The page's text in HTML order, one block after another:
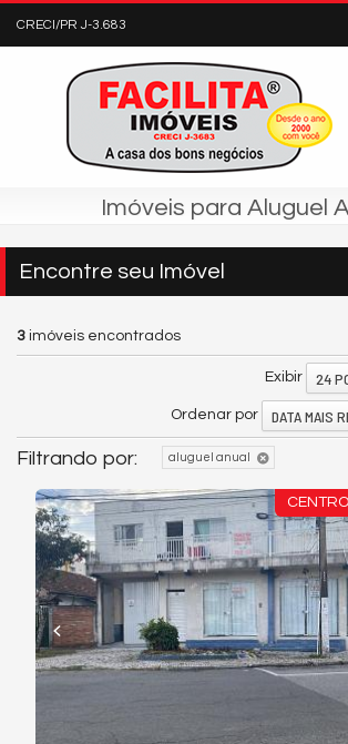
CRECI/PR J-3.683
Imóveis para Aluguel
Encontre seu Imóvel
3 imóveis encontrados
Exibir 24
Ordenar por DATA MAIS
Filtrando por: aluguel anual